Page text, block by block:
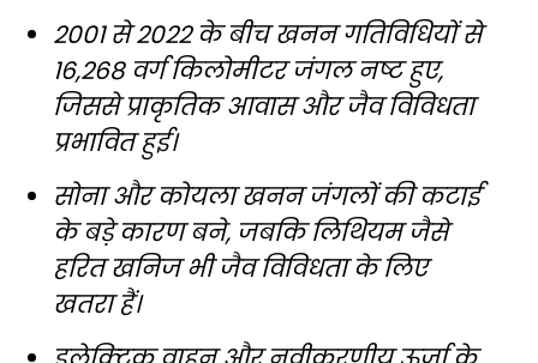
2001 से 2022 के बीच खनन गतिविधियों से
16,268 वर्ग किलोमीटर जंगल नष्ट हुए,
जिससे प्राकृतिक आवास और जैव विविधता
प्रभावित हुई।
सोना और कोयला खनन जंगलों की कटाई
के बड़े कारण बने, जबकि लिथियम जैसे
हरित खनिज भी जैव विविधता के लिए
खतरा हैं।